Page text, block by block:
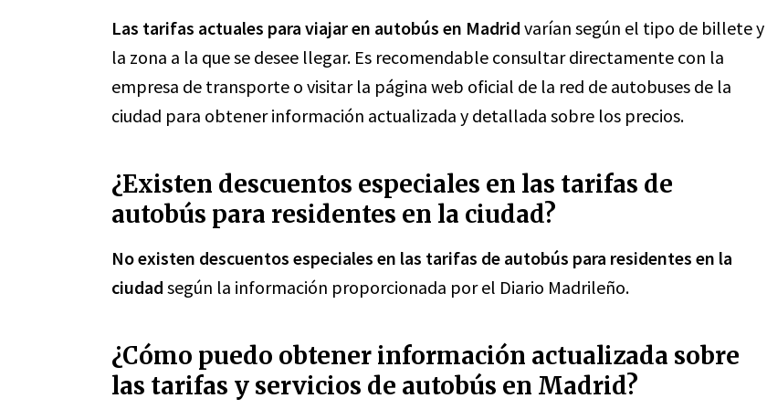
Las tarifas actuales para viajar en autobús en Madrid varían según el tipo de billete y
la zona a la que se desee llegar. Es recomendable consultar directamente con la
empresa de transporte o visitar la página web oficial de la red de autobuses de la
ciudad para obtener información actualizada y detallada sobre los precios.
¿Existen descuentos especiales en las tarifas de
autobús para residentes en la ciudad?
No existen descuentos especiales en las tarifas de autobús para residentes en la
ciudad según la información proporcionada por el Diario Madrileño.
¿Cómo puedo obtener información actualizada sobre
las tarifas y servicios de autobús en Madrid?